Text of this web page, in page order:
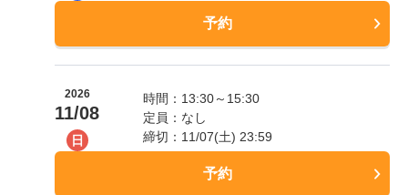
予約
2026
11/08
日
時間：13:30～15:30
定員：なし
締切：11/07(土) 23:59
予約